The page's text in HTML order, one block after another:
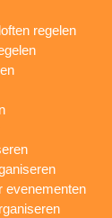
regelen
evenementen